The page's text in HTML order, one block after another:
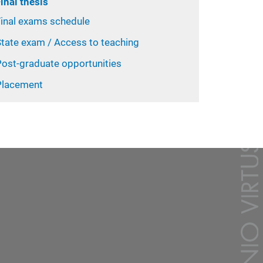
exams schedule
exam / Access to teaching
graduate opportunities